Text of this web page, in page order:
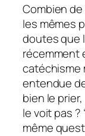
Combien
les mêmes
doutes que
récemment
catéchisme
entendue
bien le
le voit pas ?
même